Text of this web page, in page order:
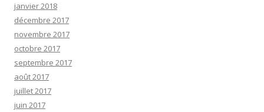
janvier 2018
décembre 2017
novembre 2017
octobre 2017
septembre 2017
août 2017
juillet 2017
juin 2017